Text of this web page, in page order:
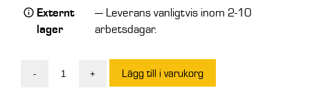
Externt
lager
— Leverans vanligtvis inom 2-10
arbetsdagar.
-
Gaffelställ
+ Lägg till i varukorg